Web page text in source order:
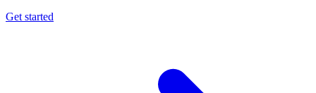
Get started